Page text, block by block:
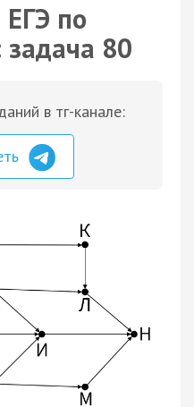
по
80
в тг-канале: